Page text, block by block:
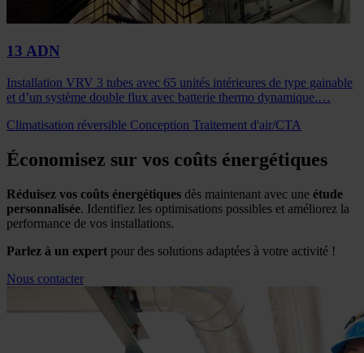
13 ADN
Installation VRV 3 tubes avec 65 unités intérieures de type gainable
et d’un système double flux avec batterie thermo dynamique.…
Climatisation réversible Conception Traitement d'air/CTA
Économisez sur vos coûts énergétiques
Réduisez vos coûts énergétiques dès maintenant avec une étude
personnalisée. Identifiez les optimisations possibles et améliorez la
performance de vos installations.
Parlez à un expert pour des solutions adaptées à votre activité !
Nous contacter